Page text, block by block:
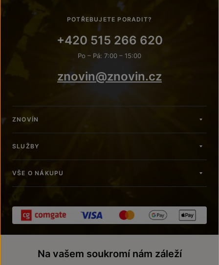
POTŘEBUJETE PORADIT?
+420 515 266 620
Po – Pá: 7:00 – 15:00
znovin@znovin.cz
ZNOVÍN
SLUŽBY
VŠE O NÁKUPU
Na vašem soukromí nám záleží